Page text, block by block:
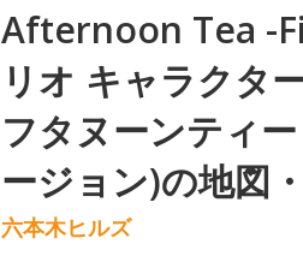
Afternoon Tea -
リオ キャラクタ
フタヌーンティ
ージョン)の地図
六本木ヒルズ